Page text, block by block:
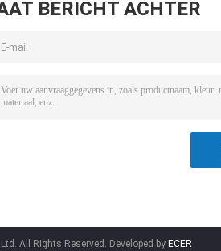
BERICHT ACHTER
All Rights Reserved. Developed by ECER